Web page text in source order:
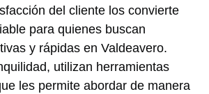
del cliente los convierte
para quienes buscan
y rápidas en Valdeavero.
utilizan herramientas
les permite abordar de manera